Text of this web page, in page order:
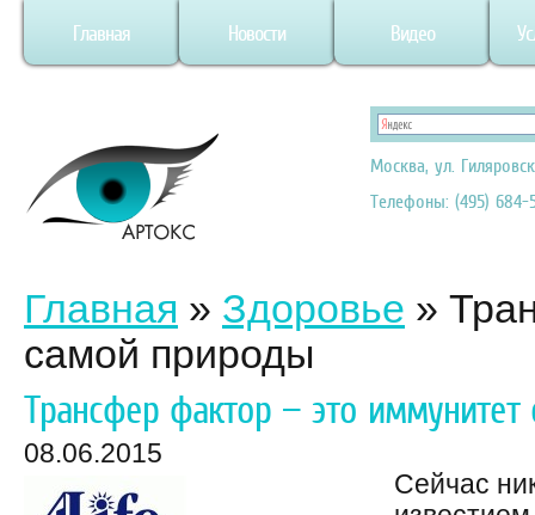
Главная Новости Видео
Москва, ул.
Телефоны: (495) 684-
Главная » Здоровье »
самой природы
Трансфер фактор — это
08.06.2015
Сейчас